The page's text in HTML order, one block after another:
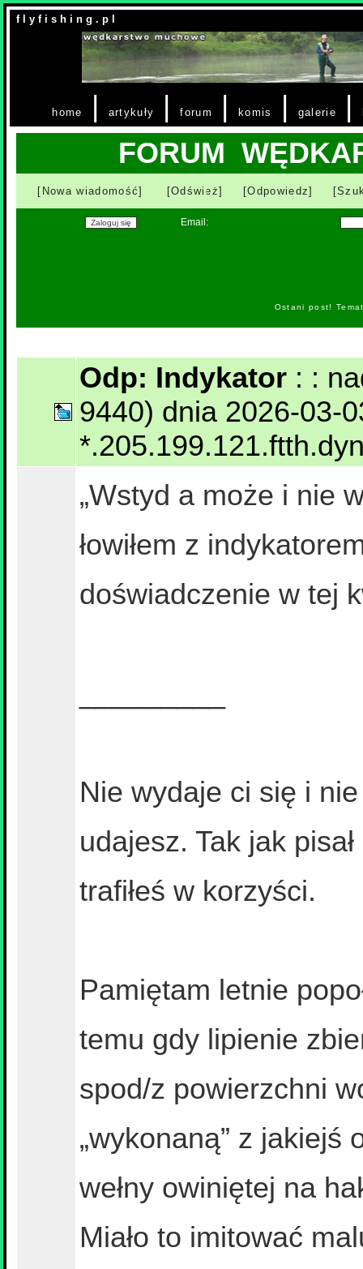
f l y f i s h i n g . p l
home | artykuły |forum | komis | galerie |
FORUM
[Nowa wiadomość] [Odśwież] [Odpowiedz]
Email:
Ostani post!
Odp: Indykator : :
9440) dnia 2026-03-
„Wstyd a może i nie
łowiłem z
doświadczenie w tej
Nie wydaje ci się i
udajesz. Tak jak
trafiłeś w korzyści.
Pamiętam letnie
temu gdy lipienie
spod/z powierzchni
„wykonaną” z jakiejś
wełny owiniętej na
Miało to imitować